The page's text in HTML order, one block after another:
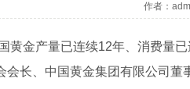
作者：
黄金产量已连续12年、消费量已
会长、中国黄金集团有限公司